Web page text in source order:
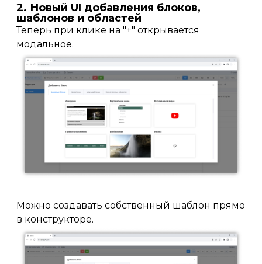
2. Новый UI добавления блоков,
шаблонов и областей
Теперь при клике на "+" открывается
модальное.
Можно создавать собственный шаблон прямо
в конструкторе.